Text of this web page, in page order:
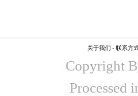
关于我们 - 联系方
Copyright
Processed